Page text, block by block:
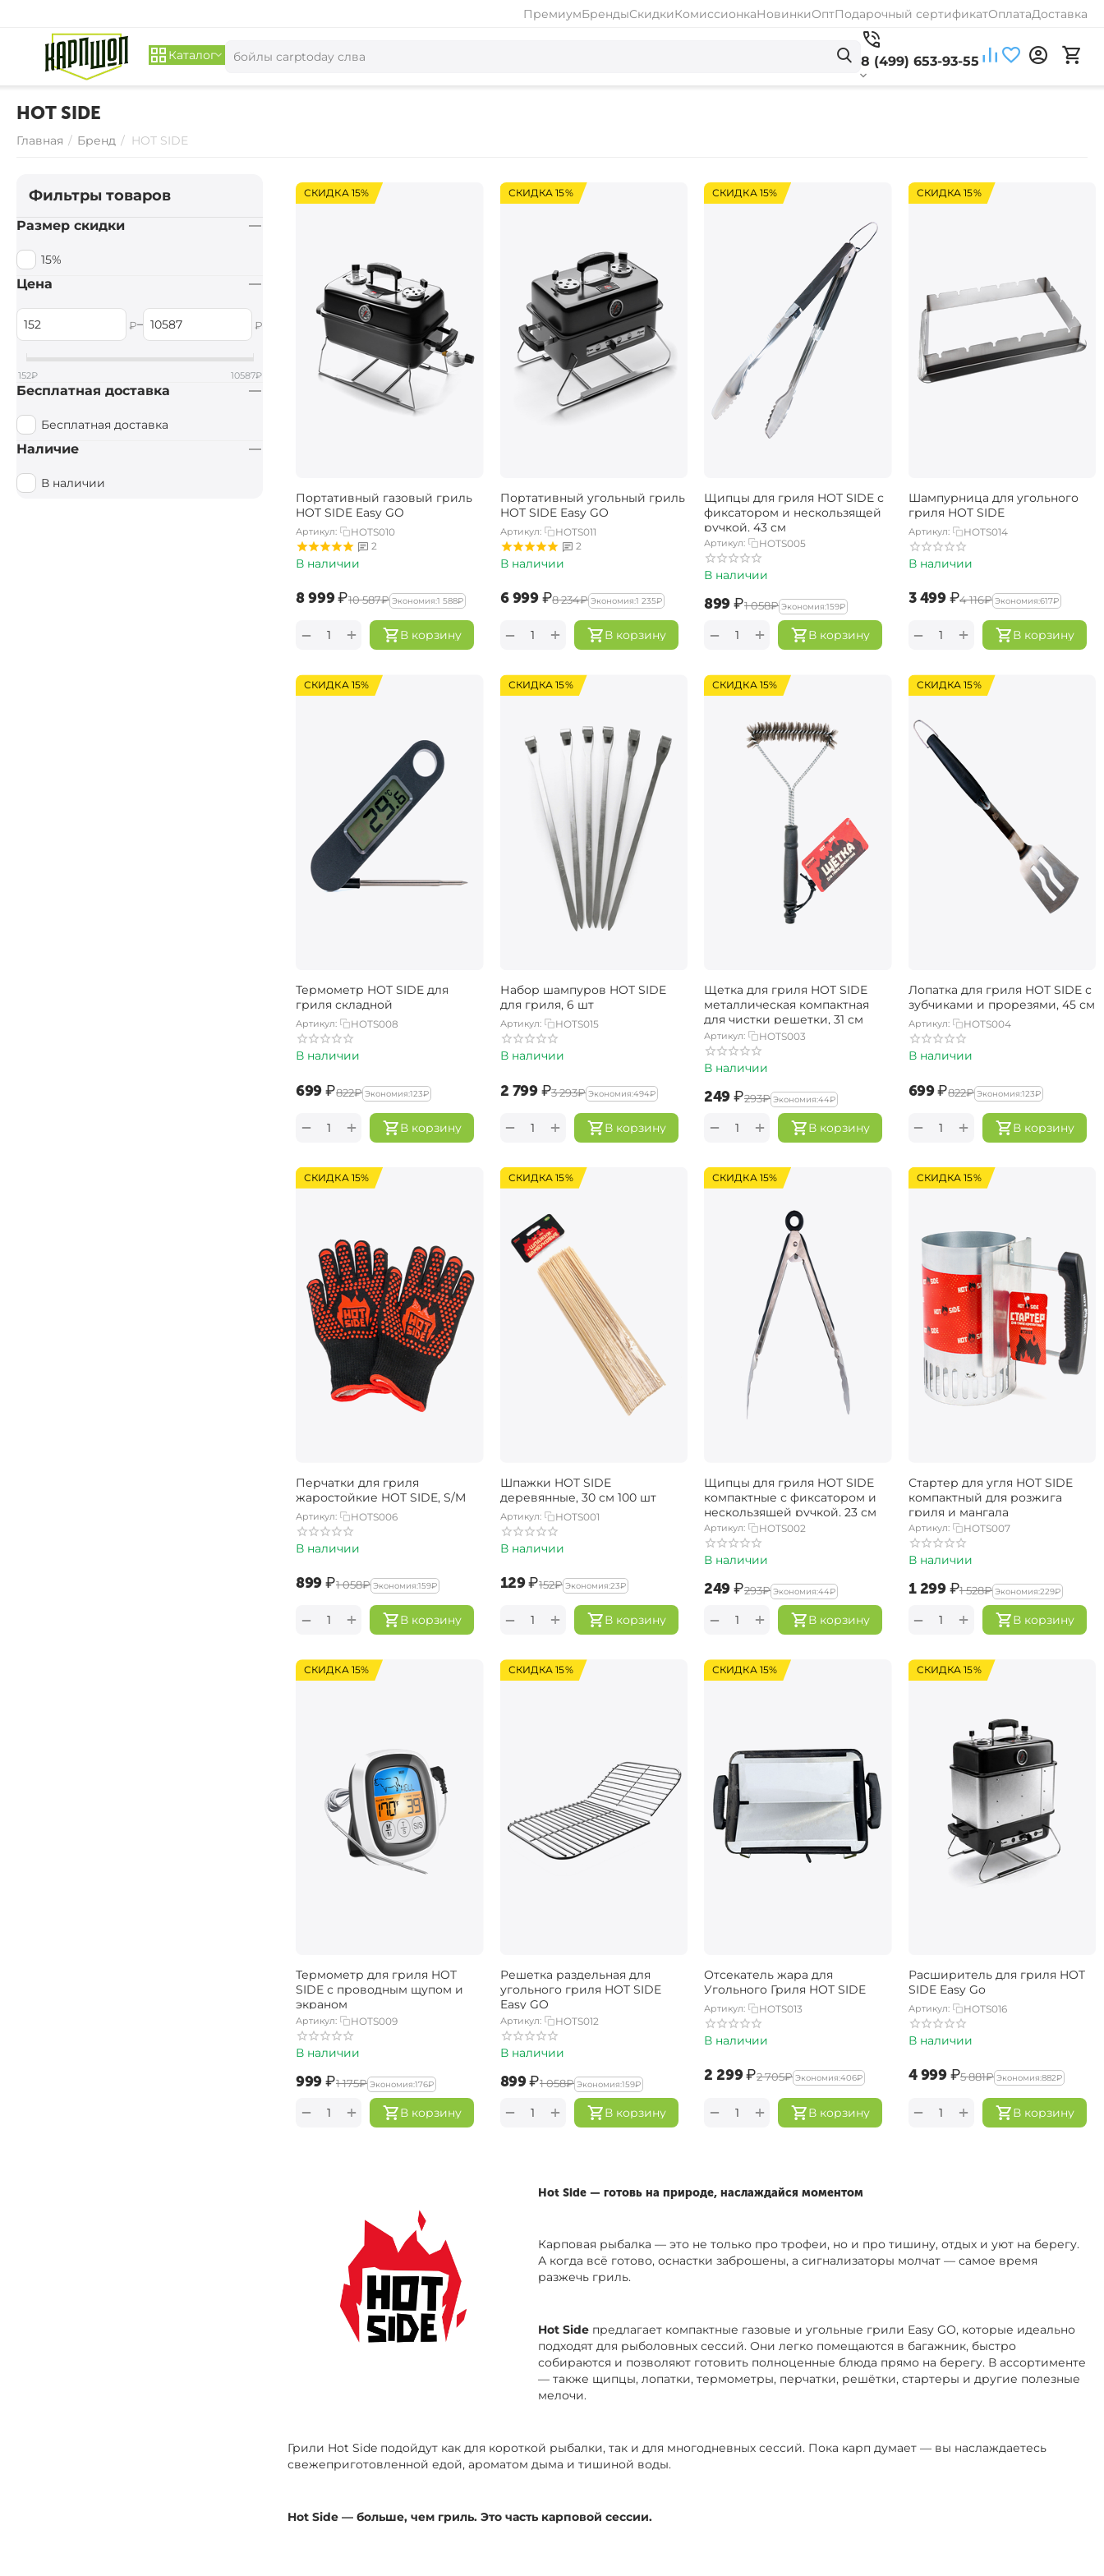
ПремиумБрендыСкидкиКомиссионкаНовинкиОптПодарочный сертификатОплатаДоставка
Каталог 8 (499) 653-93-55
HOT SIDE
Главная / Бренд / HOT SIDE
Hot Side — готовь на природе, наслаждайся моментом
Карповая рыбалка — это не только про трофеи, но и про тишину, отдых и уют на берегу.
А когда всё готово, оснастки заброшены, а сигнализаторы молчат — самое время
разжечь гриль.
Hot Side предлагает компактные газовые и угольные грили Easy GO, которые идеально
подходят для рыболовных сессий. Они легко помещаются в багажник, быстро
собираются и позволяют готовить полноценные блюда прямо на берегу. В ассортименте
— также щипцы, лопатки, термометры, перчатки, решётки, стартеры и другие полезные
мелочи.
Грили Hot Side подойдут как для короткой рыбалки, так и для многодневных сессий. Пока карп думает — вы наслаждаетесь
свежеприготовленной едой, ароматом дыма и тишиной воды.
Hot Side — больше, чем гриль. Это часть карповой сессии.
СКИДКА 15%
Портативный газовый гриль ​
HOT SIDE Easy GO
Артикул:
HOTS010
2
В наличии
‍8 999‍₽‍10 587‍₽ Экономия:‍1 588‍₽
В корзину
+
−
СКИДКА 15%
Портативный угольный гриль
HOT SIDE Easy GO
Артикул:
HOTS011
2
В наличии
‍6 999‍₽‍8 234‍₽ Экономия:‍1 235‍₽
В корзину
+
−
СКИДКА 15%
Щипцы для гриля HOT SIDE с
фиксатором и нескользящей
ручкой, 43 см
Артикул: HOTS005
В наличии
‍899‍₽‍1 058‍₽ Экономия:‍159‍₽
В корзину
+
−
СКИДКА 15%
Шампурница для угольного
гриля HOT SIDE
Артикул: HOTS014
В наличии
‍3 499‍₽‍4 116‍₽ Экономия:‍617‍₽
В корзину
+
−
СКИДКА 15%
Термометр HOT SIDE для
гриля складной
Артикул: HOTS008
В наличии
‍699‍₽‍822‍₽ Экономия:‍123‍₽
В корзину
+
−
СКИДКА 15%
Набор шампуров HOT SIDE
для гриля, 6 шт
Артикул: HOTS015
В наличии
‍2 799‍₽‍3 293‍₽ Экономия:‍494‍₽
В корзину
+
−
СКИДКА 15%
Щетка для гриля HOT SIDE
металлическая компактная
для чистки решетки, 31 см
Артикул: HOTS003
В наличии
‍249‍₽‍293‍₽ Экономия:‍44‍₽
В корзину
+
−
СКИДКА 15%
Лопатка для гриля HOT SIDE с
зубчиками и прорезями, 45 см
Артикул: HOTS004
В наличии
‍699‍₽‍822‍₽ Экономия:‍123‍₽
В корзину
+
−
СКИДКА 15%
Перчатки для гриля
жаростойкие HOT SIDE, S/M
Артикул: HOTS006
В наличии
‍899‍₽‍1 058‍₽ Экономия:‍159‍₽
В корзину
+
−
СКИДКА 15%
Шпажки HOT SIDE
деревянные, 30 см 100 шт
Артикул: HOTS001
В наличии
‍129‍₽‍152‍₽ Экономия:‍23‍₽
В корзину
+
−
СКИДКА 15%
Щипцы для гриля HOT SIDE
компактные с фиксатором и
нескользящей ручкой, 23 см
Артикул: HOTS002
В наличии
‍249‍₽‍293‍₽ Экономия:‍44‍₽
В корзину
+
−
СКИДКА 15%
Стартер для угля HOT SIDE
компактный для розжига
гриля и мангала
Артикул: HOTS007
В наличии
‍1 299‍₽‍1 528‍₽ Экономия:‍229‍₽
В корзину
+
−
СКИДКА 15%
Термометр для гриля HOT
SIDE с проводным щупом и
экраном
Артикул: HOTS009
В наличии
‍999‍₽‍1 175‍₽ Экономия:‍176‍₽
В корзину
+
−
СКИДКА 15%
Решетка раздельная для
угольного гриля HOT SIDE
Easy GO
Артикул: HOTS012
В наличии
‍899‍₽‍1 058‍₽ Экономия:‍159‍₽
В корзину
+
−
СКИДКА 15%
Отсекатель жара для
Угольного Гриля HOT SIDE
Артикул: HOTS013
В наличии
‍2 299‍₽‍2 705‍₽ Экономия:‍406‍₽
В корзину
+
−
СКИДКА 15%
Расширитель для гриля HOT
SIDE Easy Go
Артикул: HOTS016
В наличии
‍4 999‍₽‍5 881‍₽ Экономия:‍882‍₽
В корзину
+
−
Фильтры товаров
Размер скидки
15%
Цена
₽– ₽
152₽ 10587₽
Бесплатная доставка
Бесплатная доставка
Наличие
В наличии